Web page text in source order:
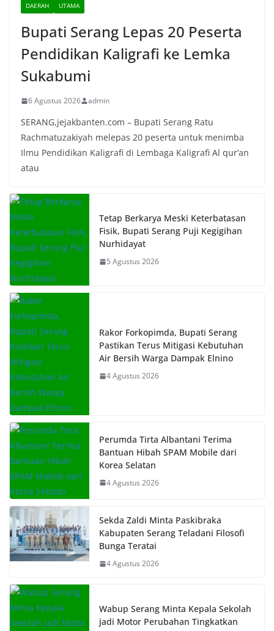
DAERAH UTAMA
Bupati Serang Lepas 20 Peserta
Pendidikan Kaligrafi ke Lemka
Sukabumi
6 Agustus 2026 admin
SERANG,jejakbanten.com – Bupati Serang Ratu
Rachmatuzakiyah melepas 20 peserta untuk menimba
Ilmu Pendidikan Kaligrafi di Lembaga Kaligrafi Al qur’an
atau
Tetap Berkarya Meski Keterbatasan
Fisik, Bupati Serang Puji Kegigihan
Nurhidayat
5 Agustus 2026
Rakor Forkopimda, Bupati Serang
Pastikan Terus Mitigasi Kebutuhan
Air Bersih Warga Dampak Elnino
4 Agustus 2026
Perumda Tirta Albantani Terima
Bantuan Hibah SPAM Mobile dari
Korea Selatan
4 Agustus 2026
Sekda Zaldi Minta Paskibraka
Kabupaten Serang Teladani Filosofi
Bunga Teratai
4 Agustus 2026
Wabup Serang Minta Kepala Sekolah
jadi Motor Perubahan Tingkatkan